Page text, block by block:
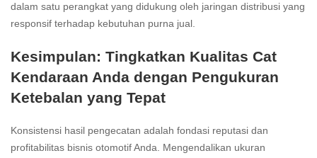
dalam satu perangkat yang didukung oleh jaringan distribusi yang
responsif terhadap kebutuhan purna jual.
Kesimpulan: Tingkatkan Kualitas Cat
Kendaraan Anda dengan Pengukuran
Ketebalan yang Tepat
Konsistensi hasil pengecatan adalah fondasi reputasi dan
profitabilitas bisnis otomotif Anda. Mengendalikan ukuran